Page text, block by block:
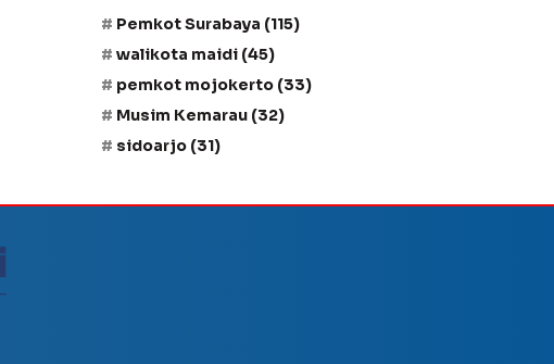
Pemkot Surabaya (115)
walikota maidi (45)
pemkot mojokerto (33)
Musim Kemarau (32)
sidoarjo (31)